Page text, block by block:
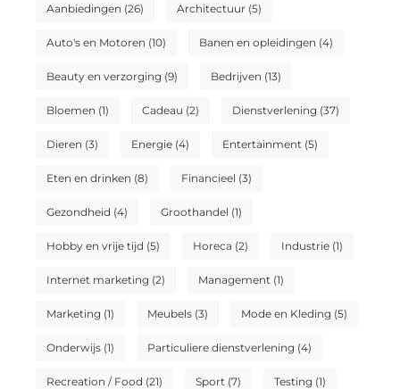
Aanbiedingen (26) Architectuur(5)
Auto's en Motoren (10) Banen en opleidingen (4)
Beauty en verzorging (9) Bedrijven (13)
Bloemen (1) Cadeau (2) Dienstverlening (37)
Dieren (3) Energie(4) Entertainment (5)
Eten en drinken (8) Financieel (3)
Gezondheid (4) Groothandel (1)
Hobby en vrije tijd (5) Horeca (2) Industrie(1)
Internet marketing (2) Management (1)
Marketing (1) Meubels(3) Mode en Kleding (5)
Onderwijs(1) Particuliere dienstverlening (4)
Recreation / Food (21) Sport (7) Testing (1)